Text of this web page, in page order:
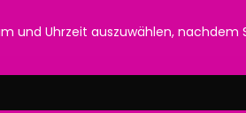
und Uhrzeit auszuwählen, nachdem